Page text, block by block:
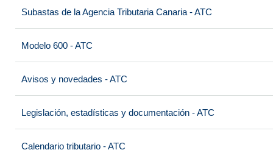
Subastas de la Agencia Tributaria Canaria - ATC
Modelo 600 - ATC
Avisos y novedades - ATC
Legislación, estadísticas y documentación - ATC
Calendario tributario - ATC